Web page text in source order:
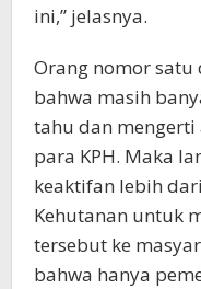
ini,” jelasnya.
Orang nomor satu
bahwa masih
tahu dan
para KPH. Maka
keaktifan lebih
Kehutanan untuk
tersebut ke
bahwa hanya